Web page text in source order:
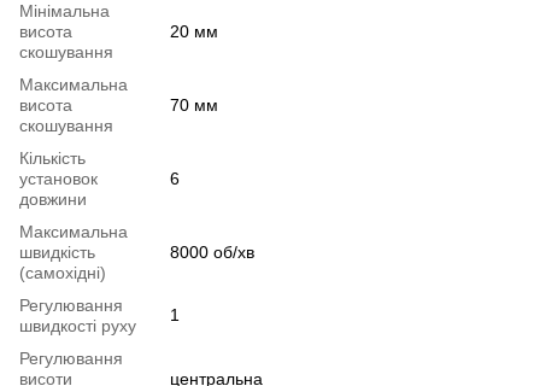
Мінімальна
висота
скошування
20 мм
Максимальна
висота
скошування
70 мм
Кількість
установок
довжини
6
Максимальна
швидкість
(самохідні)
8000 об/хв
Регулювання
швидкості руху
1
Регулювання
висоти
центральна